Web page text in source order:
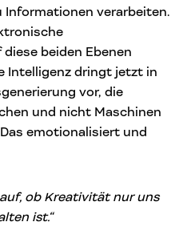
Informationen verarbeiten.
beiden Ebenen
Intelligenz dringt jetzt in
vor, die
und nicht Maschinen
emotionalisiert und
ob Kreativität nur uns
ist.“